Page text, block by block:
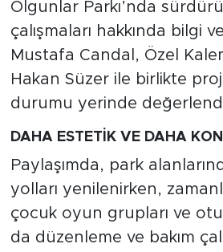
Olgunlar Parkı’nda
çalışmaları hakkında bilgi
Mustafa Candal, Özel
Hakan Süzer ile birlikte
durumu yerinde
DAHA ESTETİK VE DAHA
Paylaşımda, park
yolları yenilenirken,
çocuk oyun grupları ve
da düzenleme ve bakım